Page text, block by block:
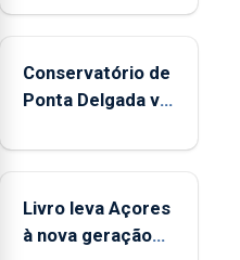
Conservatório de
Ponta Delgada vai
novos
Livro leva Açores
à nova geração